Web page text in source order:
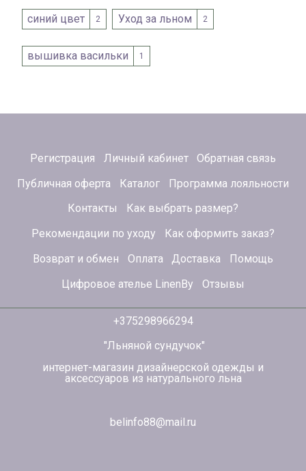
синий цвет 2 Уход за льном 2
вышивка васильки 1
Регистрация Личный кабинет
Обратная связь
Публичная оферта
Каталог
Программа лояльности
Контакты
Как выбрать размер?
Рекомендации по уходу
Как оформить заказ?
Возврат и обмен
Оплата Доставка
Помощь
Цифровое ателье LinenBy
Отзывы
+375298966294
"Льняной сундучок"
интернет-магазин дизайнерской одежды и
аксессуаров из натурального льна
belinfo88@mail.ru